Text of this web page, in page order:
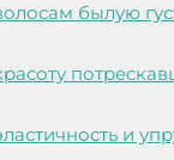
былую
и